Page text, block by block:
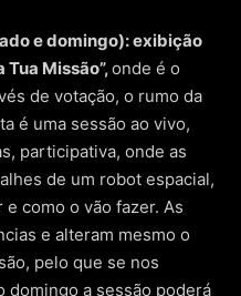
e domingo): exibição
Missão”,onde é o
de votação, o rumo da
é uma sessão ao vivo,
participativa, onde as
de um robot espacial,
como o vão fazer. As
e alteram mesmo o
pelo que se nos
domingo a sessão poderá